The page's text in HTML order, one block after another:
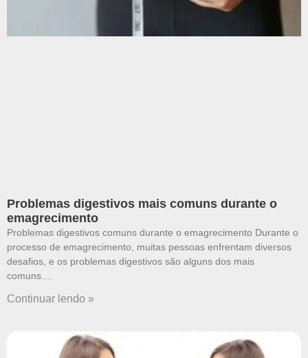
Problemas digestivos mais comuns durante o
emagrecimento
Problemas digestivos comuns durante o emagrecimento Durante o
processo de emagrecimento, muitas pessoas enfrentam diversos
desafios, e os problemas digestivos são alguns dos mais
comuns.
Continuar lendo »